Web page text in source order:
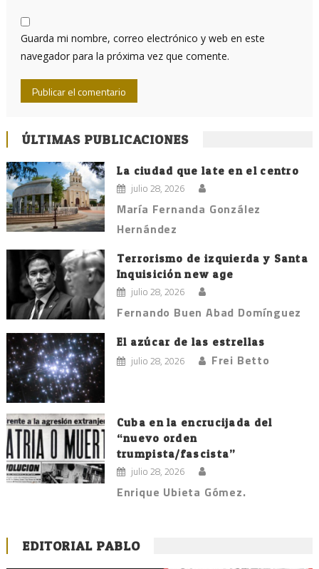
Guarda mi nombre, correo electrónico y web en este
navegador para la próxima vez que comente.
ÚLTIMAS PUBLICACIONES
La ciudad que late en el centro
julio 28, 2026
María Fernanda González
Hernández
Terrorismo de izquierda y Santa
Inquisición new age
julio 28, 2026
Fernando Buen Abad Domínguez
El azúcar de las estrellas
julio 28, 2026 Frei Betto
Cuba en la encrucijada del
“nuevo orden
trumpista/fascista”
julio 28, 2026
Enrique Ubieta Gómez.
EDITORIAL PABLO